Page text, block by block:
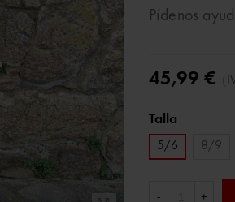
Pídenos
45,99 €
Talla
5/6 8/9
- +